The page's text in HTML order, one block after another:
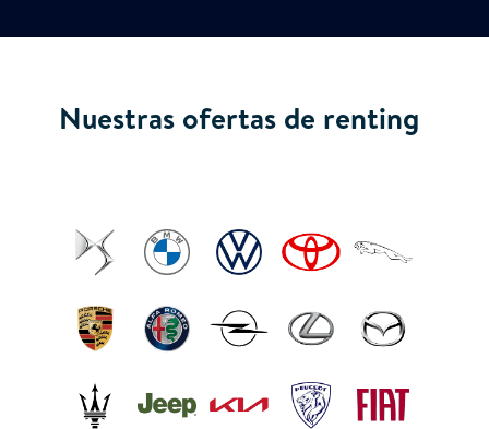
Nuestras ofertas de renting